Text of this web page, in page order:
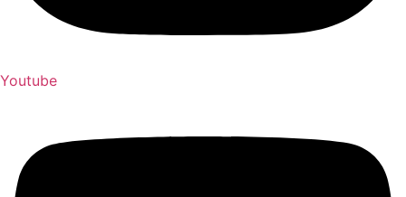
Youtube